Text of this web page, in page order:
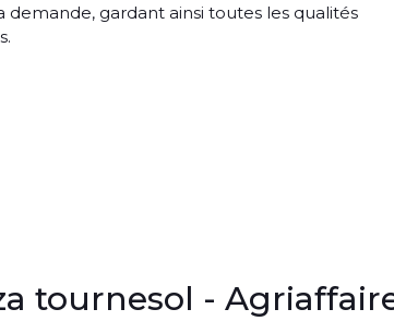
demande, gardant ainsi toutes les qualités
tournesol -